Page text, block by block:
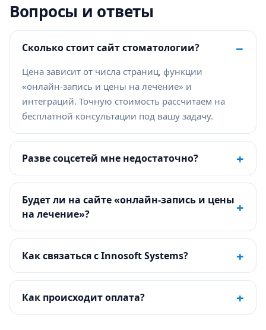
Вопросы и ответы
Сколько стоит сайт стоматологии? −
Цена зависит от числа страниц, функции
«онлайн-запись и цены на лечение» и
интеграций. Точную стоимость рассчитаем на
бесплатной консультации под вашу задачу.
Разве соцсетей мне недостаточно? +
Будет ли на сайте «онлайн-запись и цены
на лечение»?
+
Как связаться с Innosoft Systems? +
Как происходит оплата? +